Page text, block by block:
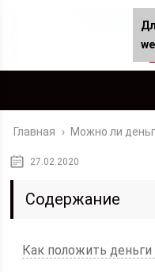
Главная › Можно ли
27.02.2020
Содержание
Как положить деньги